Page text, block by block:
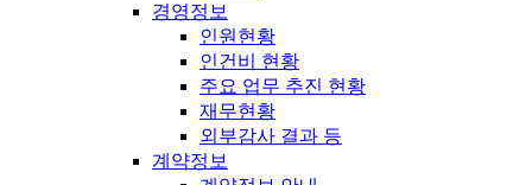
경영정보
인원현황
인건비 현황
주요 업무 추진 현황
재무현황
외부감사 결과 등
계약정보